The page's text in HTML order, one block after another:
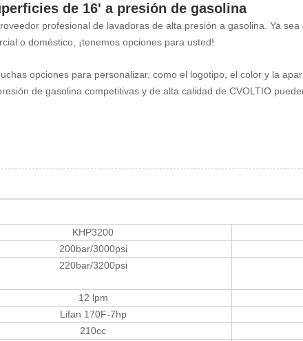
de 16' a presión de gasolina
profesional de lavadoras de alta presión a gasolina. Ya
o doméstico, ¡tenemos opciones para usted!
opciones para personalizar, como el logotipo, el color y la
de gasolina competitivas y de alta calidad de CVOLTIO
KHP3200
200bar/3000psi
220bar/3200psi
12 lpm
Lifan 170F-7hp
210cc